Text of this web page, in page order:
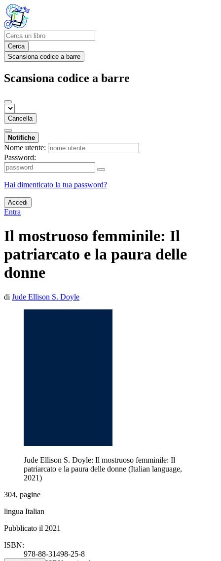
Cerca
Scansiona codice a barre
Scansiona codice a barre
Cancella
Notifiche
Nome utente:
Password:
Hai dimenticato la tua password?
Accedi
Entra
Il mostruoso femminile: Il
patriarcato e la paura delle
donne
di Jude Ellison S. Doyle
Jude Ellison S. Doyle: Il mostruoso femminile: Il
patriarcato e la paura delle donne (Italian language,
2021)
304, pagine
lingua Italian
Pubblicato il 2021
ISBN:
978-88-31498-25-8